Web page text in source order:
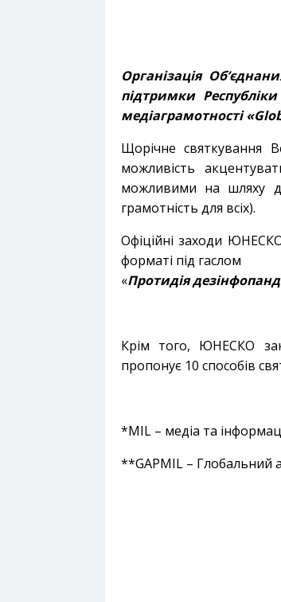
Організація
підтримки
медіаграмотності «
Щорічне святкування
можливість
можливими на шляху
грамотність для всіх).
Офіційні заходи
форматі під гаслом
«Протидія
Крім того, ЮНЕСКО
пропонує 10 способів
*MIL – медіа та
**GAPMIL – Глобальний